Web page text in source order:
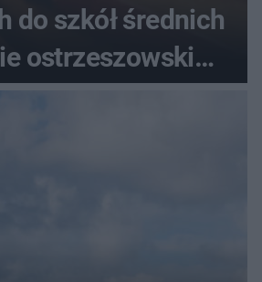
do szkół średnich
ostrzeszowskim.
wybierali